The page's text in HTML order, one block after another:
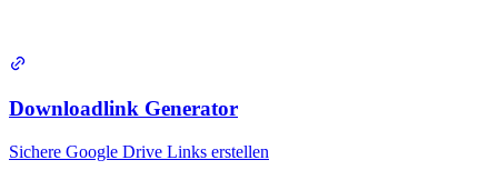
Downloadlink Generator
Sichere Google Drive Links erstellen